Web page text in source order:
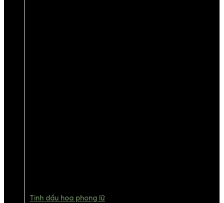
Tinh dầu hoa phong lữ